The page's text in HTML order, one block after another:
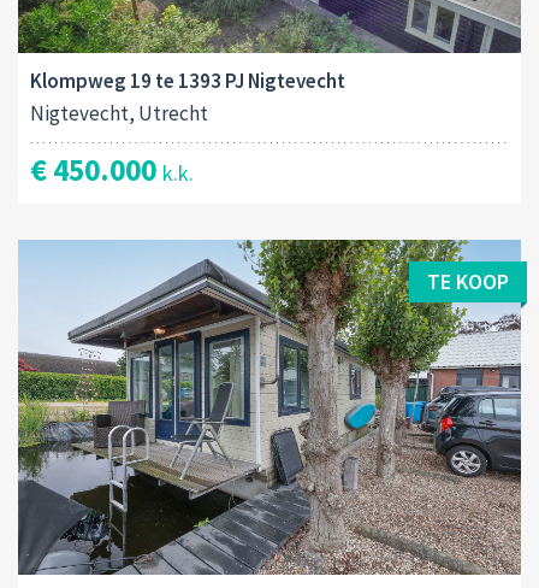
Klompweg 19 te 1393 PJ Nigtevecht
Nigtevecht, Utrecht
€ 450.000 k.k.
TE KOOP